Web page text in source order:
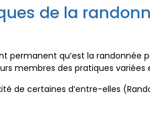
de la
qu’est la randonnée
membres des pratiques
de certaines d’entre-elles